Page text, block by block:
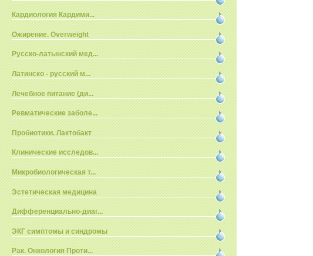
Кардиология Кардими...
Ожирение. Overweight
Русско-латынский мед...
Латинско - русский м...
Лечебное питание (ди...
Ревматические заболе...
Пробиотики. Лактобакт
Клинические исследов...
Микробиологическая т...
Эстетическая медицина
Дифференциально-диаг...
ЭКГ симптомы и синдромы
Рак. Онкология Проти...